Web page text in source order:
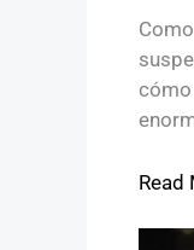
Read